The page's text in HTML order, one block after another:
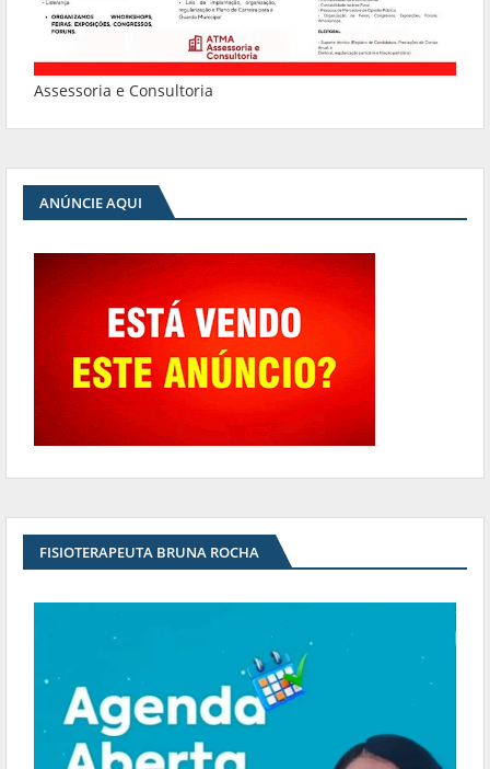
Assessoria e Consultoria
ANÚNCIE AQUI
FISIOTERAPEUTA BRUNA ROCHA